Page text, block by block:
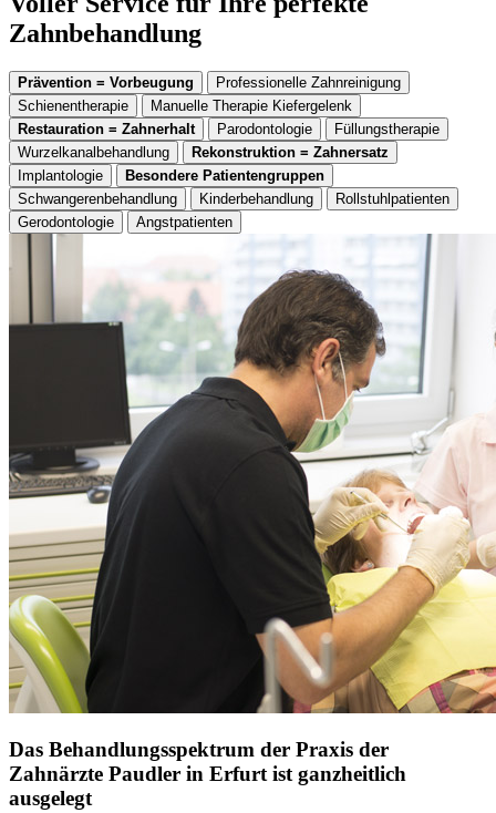
Zahnbehandlung
Prävention = Vorbeugung
Professionelle Zahnreinigung
Schienentherapie
Manuelle Therapie Kiefergelenk
Restauration = Zahnerhalt
Parodontologie
Füllungstherapie
Wurzelkanalbehandlung
Rekonstruktion = Zahnersatz
Implantologie
Besondere Patientengruppen
Schwangerenbehandlung
Kinderbehandlung
Rollstuhlpatienten
Gerodontologie
Angstpatienten
Das Behandlungsspektrum der Praxis der
Zahnärzte Paudler in Erfurt ist ganzheitlich
ausgelegt